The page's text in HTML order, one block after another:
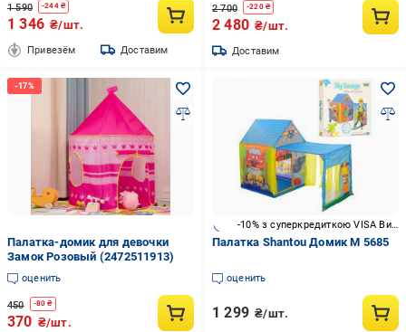
1 590 -244₴
1 346 ₴/шт.
Привезём Доставим
2 700 -220₴
2 480 ₴/шт.
Доставим
Палатка-домик для девочки
Замок Розовый (2472511913)
оценить
450 -80 ₴
370 ₴/шт.
-10% з суперкредиткою VISA Вигода
Палатка Shantou Домик M 5685
оценить
1 299 ₴/шт.